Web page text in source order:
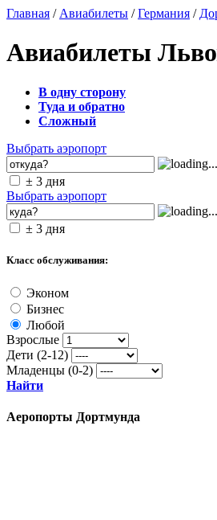
Главная / Авиабилеты /Германия /
Авиабилеты
В одну сторону
Туда и обратно
Сложный
Выбрать аэропорт
± 3 дня
Выбрать аэропорт
± 3 дня
Класс обслуживания:
Эконом
Бизнес
Любой
Взрослые
Дети (2-12)
Младенцы (0-2)
Найти
Аеропорты Дортмунда